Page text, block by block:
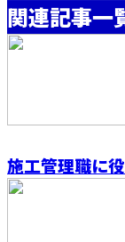
関連記事一
施工管理職に